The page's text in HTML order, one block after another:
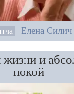
Елена Силич
и
покой